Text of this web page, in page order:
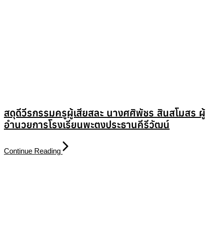
สดุดีวีรกรรมครูผู้เสียสละ นางศศิพัชร สินสโมสร ผู้
อำนวยการโรงเรียนพะตงประธานคีรีวัฒน์
Continue Reading